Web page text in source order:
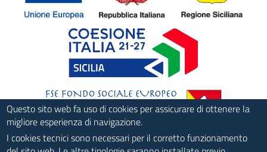
Questo sito web fa uso di cookies per assicurare di ottenere la
migliore esperienza di navigazione.
I cookies tecnici sono necessari per il corretto funzionamento